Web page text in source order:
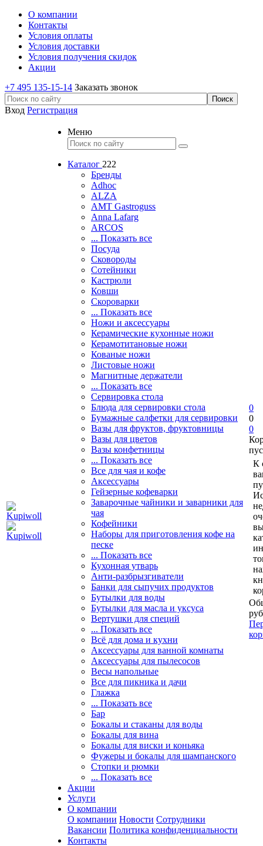
О компании
Контакты
Условия оплаты
Условия доставки
Условия получения скидок
Акции
+7 495 135-15-14 Заказать звонок
Вход Регистрация
Меню
Каталог 222
Бренды
Adhoc
ALZA
AMT Gastroguss
Anna Lafarg
ARCOS
... Показать все
Посуда
Сковороды
Сотейники
Кастрюли
Ковши
Скороварки
... Показать все
Ножи и аксессуары
Керамические кухонные ножи
Керамотитановые ножи
Кованые ножи
Листовые ножи
Магнитные держатели
... Показать все
Сервировка стола
Блюда для сервировки стола
Бумажные салфетки для сервировки
Вазы для фруктов, фруктовницы
Вазы для цветов
Вазы конфетницы
... Показать все
Все для чая и кофе
Аксессуары
Гейзерные кофеварки
Заварочные чайники и заварники для
чая
Кофейники
Наборы для приготовления кофе на
песке
... Показать все
Кухонная утварь
Анти-разбрызгиватели
Банки для сыпучих продуктов
Бутылки для воды
Бутылки для масла и уксуса
Вертушки для специй
... Показать все
Всё для дома и кухни
Аксессуары для ванной комнаты
Аксессуары для пылесосов
Весы напольные
Все для пикника и дачи
Глажка
... Показать все
Бар
Бокалы и стаканы для воды
Бокалы для вина
Бокалы для виски и коньяка
Фужеры и бокалы для шампанского
Стопки и рюмки
... Показать все
Акции
Услуги
О компании
О компании Новости Сотрудники
Вакансии Политика конфиденциальности
Контакты
0
0
0
К